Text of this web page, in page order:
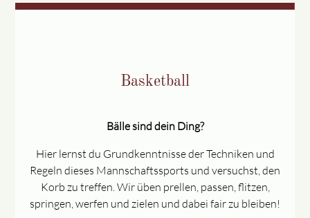
Basketball
Bälle sind dein Ding?
Hier lernst du Grundkenntnisse der Techniken und
Regeln dieses Mannschaftssports und versuchst, den
Korb zu treffen. Wir üben prellen, passen, flitzen,
springen, werfen und zielen und dabei fair zu bleiben!